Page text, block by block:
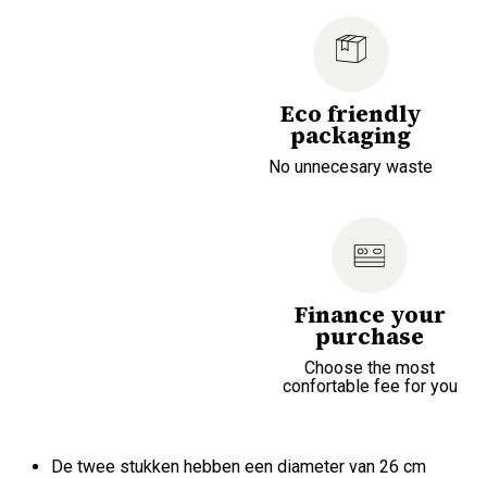
Eco friendly
packaging
No unnecesary waste
Finance your
purchase
Choose the most
confortable fee for you
De twee stukken hebben een diameter van 26 cm